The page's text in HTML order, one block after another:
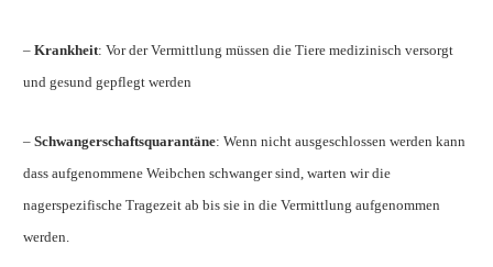
–Krankheit: Vor der Vermittlung müssen die Tiere medizinisch versorgt
und gesund gepflegt werden
–Schwangerschaftsquarantäne: Wenn nicht ausgeschlossen werden kann
dass aufgenommene Weibchen schwanger sind, warten wir die
nagerspezifische Tragezeit ab bis sie in die Vermittlung aufgenommen
werden.